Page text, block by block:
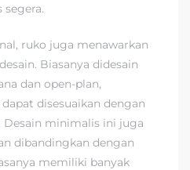
ruko juga menawarkan
Biasanya didesain
dan open-plan,
disesuaikan dengan
Desain minimalis ini juga
dibandingkan dengan
memiliki banyak